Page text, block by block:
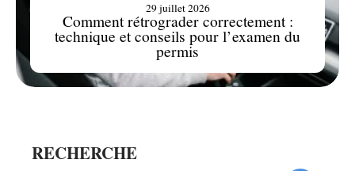
Comment rétrograder correctement :
technique et conseils pour l’examen du
permis
29 juillet 2026
RECHERCHE